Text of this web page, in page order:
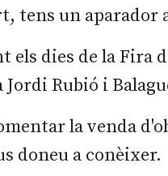
tens un aparador
els dies de la Fira
Rubió i
la venda
doneu a conèixer.